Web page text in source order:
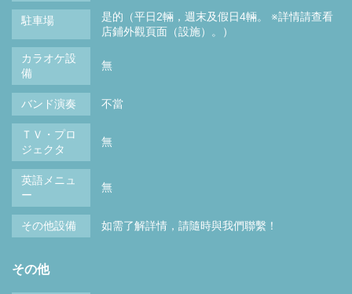
駐車場
是的（平日2輛，週末及假日4輛。 ※詳情請查看
店鋪外觀頁面（設施）。）
カラオケ設
備
無
バンド演奏 不當
ＴＶ・プロ
ジェクタ
無
英語メニュ
ー
無
その他設備 如需了解詳情，請隨時與我們聯繫！
その他